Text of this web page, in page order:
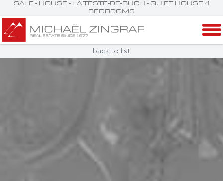
SALE - HOUSE - LA TESTE-DE-BUCH - QUIET HOUSE 4
BEDROOMS
back to list